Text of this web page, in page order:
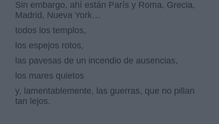
Sin embargo, ahí están París y Roma, Grecia,
Madrid, Nueva York…
todos los templos,
los espejos rotos,
las pavesas de un incendio de ausencias,
los mares quietos
y, lamentablemente, las guerras, que no pillan
tan lejos.